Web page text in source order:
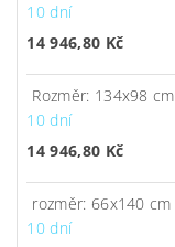
10 dní
14 946,80 Kč
Rozměr: 134x98 cm
10 dní
14 946,80 Kč
rozměr: 66x140 cm
10 dní